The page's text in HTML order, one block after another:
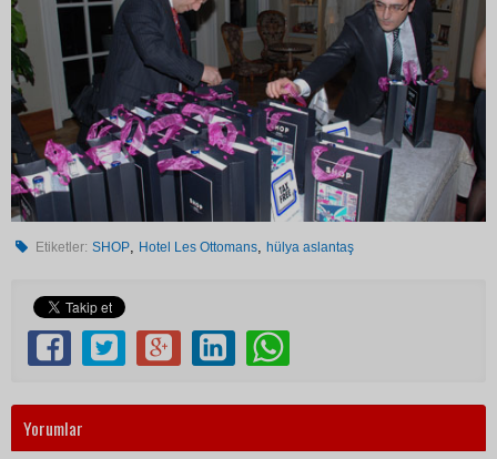
Etiketler: SHOP, Hotel Les Ottomans,hülya aslantaş
Yorumlar